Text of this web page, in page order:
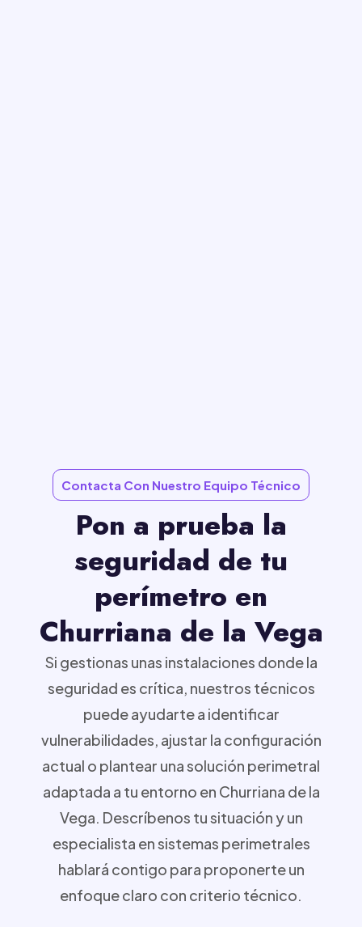
Contacta Con Nuestro Equipo Técnico
Pon a prueba la
seguridad de tu
perímetro en
Churriana de la Vega
Si gestionas unas instalaciones donde la
seguridad es crítica, nuestros técnicos
puede ayudarte a identificar
vulnerabilidades, ajustar la configuración
actual o plantear una solución perimetral
adaptada a tu entorno en Churriana de la
Vega. Descríbenos tu situación y un
especialista en sistemas perimetrales
hablará contigo para proponerte un
enfoque claro con criterio técnico.